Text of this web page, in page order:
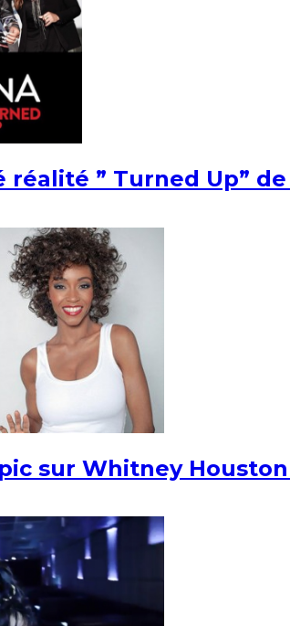
réalité ” Turned Up”
sur Whitney